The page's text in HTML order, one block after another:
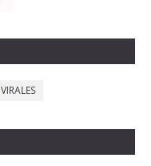
VIRALES